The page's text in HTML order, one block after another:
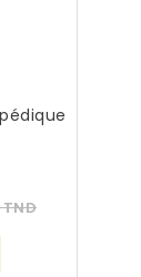
Prix